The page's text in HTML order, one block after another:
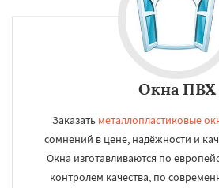
Окна ПВХ
Заказать металлопластиковые
сомнений в цене, надёжности и
Окна изготавливаются по
контролем качества, по